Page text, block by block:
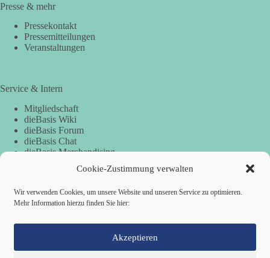
Cookie-Zustimmung verwalten
Wir verwenden Cookies, um unsere Website und unseren Service zu optimieren.
Mehr Information hierzu finden Sie hier:
Akzeptieren
Presse & mehr
Pressekontakt
Pressemitteilungen
Veranstaltungen
Service & Intern
Mitgliedschaft
dieBasis Wiki
dieBasis Forum
dieBasis Chat
dieBasis Merchandising
Spenden